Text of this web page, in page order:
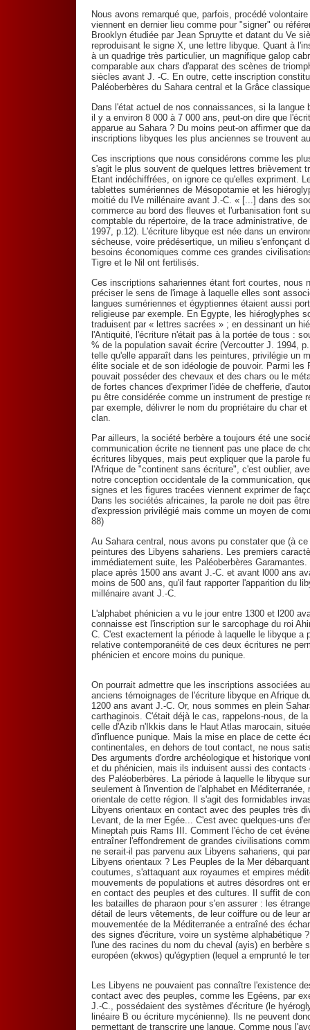
Nous avons remarqué que, parfois, procédé
viennent en dernier lieu comme pour "signer" ou
Brooklyn étudiée par Jean Spruytte et datant du Ve
reproduisant le signe X, une lettre libyque. Quant à
à un quadrige très particulier, un magnifique galop
comparable aux chars d'apparat des scènes de
siècles avant J. -C. En outre, cette inscription
Paléoberbères du Sahara central et la Grâce
Dans l'état actuel de nos connaissances, si la langue
il y a environ 8 000 à 7 000 ans, peut-on dire que
apparue au Sahara ? Du moins peut-on affirmer que
inscriptions libyques les plus anciennes se trouvent
Ces inscriptions que nous considérons comme les
s'agit le plus souvent de quelques lettres brièvement
Etant indéchiffrées, on ignore ce qu'elles expriment.
tablettes sumériennes de Mésopotamie et les
moitié du IVe millénaire avant J.-C. « [...] dans des
commerce au bord des fleuves et l'urbanisation font
comptable du répertoire, de la trace administrative,
1997, p.12). L'écriture libyque est née dans un
sécheuse, voire prédésertique, un milieu s'enfonçant
besoins économiques comme ces grandes
Tigre et le Nil ont fertilisés.
Ces inscriptions sahariennes étant fort courtes, nous
préciser le sens de l'image à laquelle elles sont
langues sumériennes et égyptiennes étaient aussi
religieuse par exemple. En Egypte, les hiéroglyphes
traduisent par « lettres sacrées » ; en dessinant un
l'Antiquité, l'écriture n'était pas à la portée de tous :
% de la population savait écrire (Vercoutter J. 1994,
telle qu'elle apparaît dans les peintures, privilégie un
élite sociale et de son idéologie de pouvoir. Parmi
pouvait posséder des chevaux et des chars ou le
de fortes chances d'exprimer l'idée de chefferie,
pu être considérée comme un instrument de prestige
par exemple, délivrer le nom du propriétaire du char
clan.
Par ailleurs, la société berbère a toujours été une
communication écrite ne tiennent pas une place de
écritures libyques, mais peut expliquer que la parole
l'Afrique de "continent sans écriture", c'est oublier,
notre conception occidentale de la communication,
signes et les figures tracées viennent exprimer de
Dans les sociétés africaines, la parole ne doit pas
d'expression privilégié mais comme un moyen de
88)
Au Sahara central, nous avons pu constater que (à
peintures des Libyens sahariens. Les premiers
immédiatement suite, les Paléoberbères
place après 1500 ans avant J.-C. et avant l000 ans
moins de 500 ans, qu'il faut rapporter l'apparition du
millénaire avant J.-C.
L'alphabet phénicien a vu le jour entre 1300 et l200
connaisse est l'inscription sur le sarcophage du roi
C. C'est exactement la période à laquelle le libyque
relative contemporanéité de ces deux écritures ne
phénicien et encore moins du punique.
On pourrait admettre que les inscriptions associées
anciens témoignages de l'écriture libyque en Afrique
1200 ans avant J.-C. Or, nous sommes en plein
carthaginois. C'était déjà le cas, rappelons-nous, de
celle d'Azib n'Ikkis dans le Haut Atlas marocain,
d'influence punique. Mais la mise en place de cette
continentales, en dehors de tout contact, ne nous
Des arguments d'ordre archéologique et historique
et du phénicien, mais ils induisent aussi des
des Paléoberbères. La période à laquelle le libyque
seulement à l'invention de l'alphabet en
orientale de cette région. Il s'agit des formidables
Libyens orientaux en contact avec des peuples très
Levant, de la mer Egée... C'est avec quelques-uns
Mineptah puis Rams III. Comment l'écho de cet
entraîner l'effondrement de grandes civilisations
ne serait-il pas parvenu aux Libyens sahariens, qui
Libyens orientaux ? Les Peuples de la Mer
coutumes, s'attaquant aux royaumes et empires
mouvements de populations et autres désordres ont
en contact des peuples et des cultures. Il suffit de
les batailles de pharaon pour s'en assurer : les
détail de leurs vêtements, de leur coiffure ou de leur
mouvementée de la Méditerranée a entraîné des
des signes d'écriture, voire un système alphabétique
l'une des racines du nom du cheval (ayis) en berbère
européen (ekwos) qu'égyptien (lequel a emprunté le
Les Libyens ne pouvaient pas connaître l'existence
contact avec des peuples, comme les Egéens, par
J.-C., possédaient des systèmes d'écriture (le
linéaire B ou écriture mycénienne). Ils ne peuvent
permettant de transcrire une langue. Comme nous